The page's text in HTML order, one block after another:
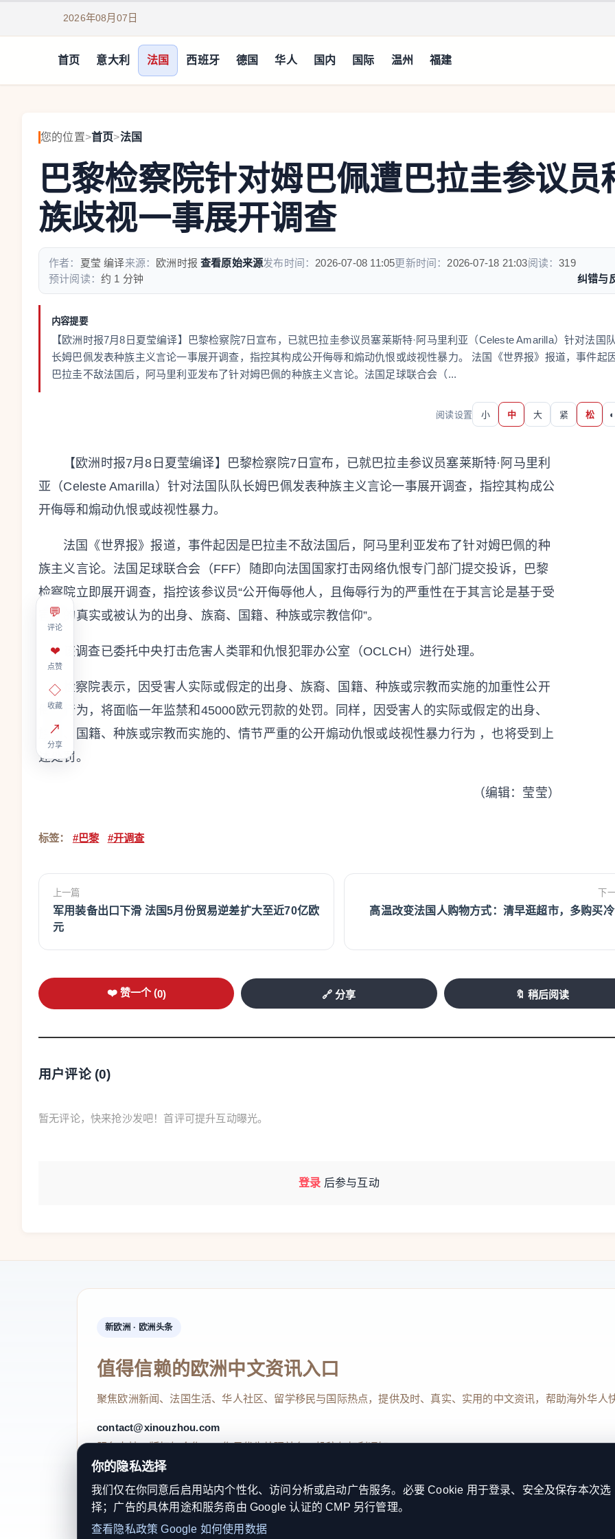
2026年08月07日
首页 意大利 法国 西班牙 德国 华人 国内 国际 温州 福建
您的位置>首页>法国
巴黎检察院针对姆巴佩遭巴拉圭参议员
族歧视一事展开调查
作者： 夏莹 编译来源： 欧洲时报 查看原始来源发布时间： 2026-07-08 11:05更新时间： 2026-07-18 21:03阅读：319
预计阅读： 约 1 分钟 纠错与
内容提要
【欧洲时报7月8日夏莹编译】巴黎检察院7日宣布，已就巴拉圭参议员塞莱斯特·阿马里利亚（Celeste Amarilla）针对法国
长姆巴佩发表种族主义言论一事展开调查，指控其构成公开侮辱和煽动仇恨或歧视性暴力。 法国《世界报》报道，事件起
巴拉圭不敌法国后，阿马里利亚发布了针对姆巴佩的种族主义言论。法国足球联合会（...
阅读设置 小 中 大 紧 松 ◐
💬
评论
❤
点赞
◇
收藏
↗
分享
【欧洲时报7月8日夏莹编译】巴黎检察院7日宣布，已就巴拉圭参议员塞莱斯特·阿马里利
亚（Celeste Amarilla）针对法国队队长姆巴佩发表种族主义言论一事展开调查，指控其构成公
开侮辱和煽动仇恨或歧视性暴力。
法国《世界报》报道，事件起因是巴拉圭不敌法国后，阿马里利亚发布了针对姆巴佩的种
族主义言论。法国足球联合会（FFF）随即向法国国家打击网络仇恨专门部门提交投诉，巴黎
检察院立即展开调查，指控该参议员“公开侮辱他人，且侮辱行为的严重性在于其言论是基于受
害者的真实或被认为的出身、族裔、国籍、种族或宗教信仰”。
该调查已委托中央打击危害人类罪和仇恨犯罪办公室（OCLCH）进行处理。
检察院表示，因受害人实际或假定的出身、族裔、国籍、种族或宗教而实施的加重性公开
侮辱行为，将面临一年监禁和45000欧元罚款的处罚。同样，因受害人的实际或假定的出身、
族裔、国籍、种族或宗教而实施的、情节严重的公开煽动仇恨或歧视性暴力行为 ，也将受到上
述处罚。
（编辑：莹莹）
标签： #巴黎 #开调查
上一篇
军用装备出口下滑 法国5月份贸易逆差扩大至近70亿欧
元
下
高温改变法国人购物方式：清早逛超市，多购买
❤️ 赞一个 (0) 🔗 分享 🔖 稍后阅读
用户评论 (0)
暂无评论，快来抢沙发吧！首评可提升互动曝光。
登录 后参与互动
新欧洲 · 欧洲头条
值得信赖的欧洲中文资讯入口
聚焦欧洲新闻、法国生活、华人社区、留学移民与国际热点，提供及时、真实、实用的中文资讯，帮助海外华人
contact@xinouzhou.com
服务支持、版权与合作：工作日优先处理站务、投稿与权利通知
© 2026 新欧洲·欧洲头条. All Rights Reserved. 本网站持续优化内容透明度、联系方式与用户权利说明，以提升品牌
你的隐私选择
我们仅在你同意后启用站内个性化、访问分析或启动广告服务。必要 Cookie 用于登录、安全及保存本次选
择；广告的具体用途和服务商由 Google 认证的 CMP 另行管理。
查看隐私政策 Google 如何使用数据